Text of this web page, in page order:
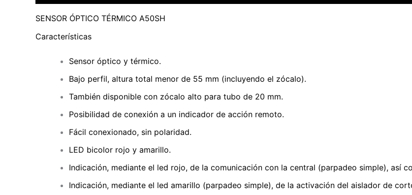
SENSOR ÓPTICO TÉRMICO A50SH
Características
Sensor óptico y térmico.
Bajo perfil, altura total menor de 55 mm (incluyendo el zócalo).
También disponible con zócalo alto para tubo de 20 mm.
Posibilidad de conexión a un indicador de acción remoto.
Fácil conexionado, sin polaridad.
LED bicolor rojo y amarillo.
Indicación, mediante el led rojo, de la comunicación con la central (parpadeo simple), así
Indicación, mediante el led amarillo (parpadeo simple), de la activación del aislador de